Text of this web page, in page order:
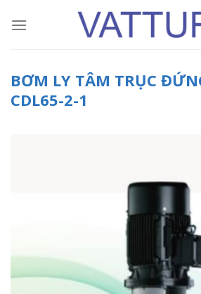
BƠM LY TÂM TRỤC
CDL65-2-1